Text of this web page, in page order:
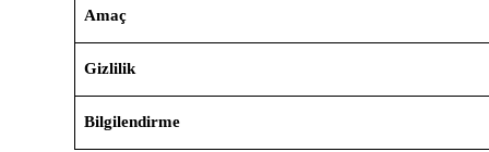
Amaç
Gizlilik
Bilgilendirme